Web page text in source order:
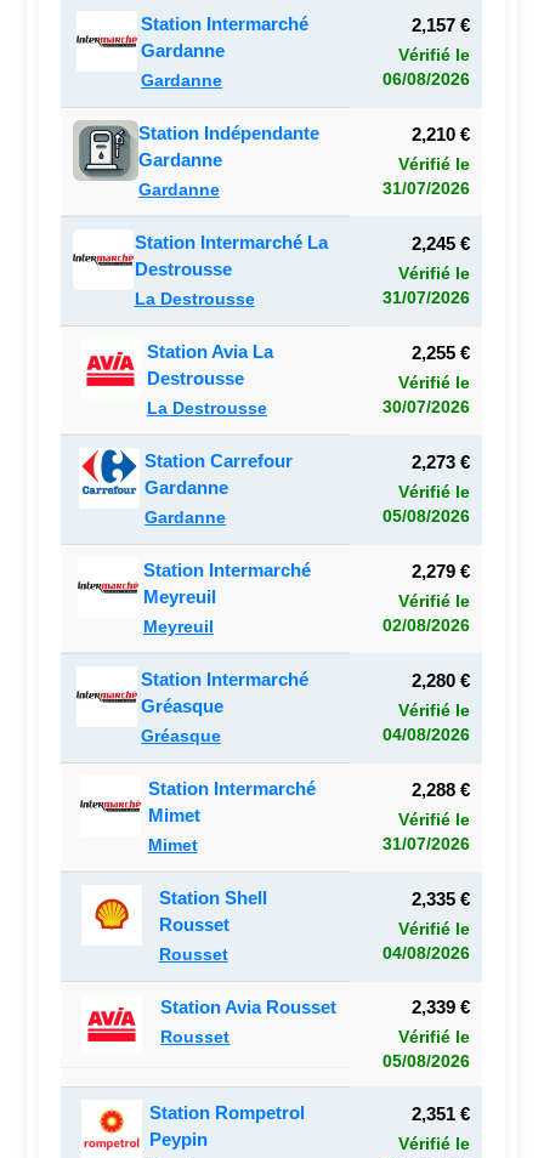
Station Intermarché
Gardanne
Gardanne
2,157 €
Vérifié le
06/08/2026
Station Indépendante
Gardanne
Gardanne
2,210 €
Vérifié le
31/07/2026
Station Intermarché La
Destrousse
La Destrousse
2,245 €
Vérifié le
31/07/2026
Station Avia La
Destrousse
La Destrousse
2,255 €
Vérifié le
30/07/2026
Station Carrefour
Gardanne
Gardanne
2,273 €
Vérifié le
05/08/2026
Station Intermarché
Meyreuil
Meyreuil
2,279 €
Vérifié le
02/08/2026
Station Intermarché
Gréasque
Gréasque
2,280 €
Vérifié le
04/08/2026
Station Intermarché
Mimet
Mimet
2,288 €
Vérifié le
31/07/2026
Station Shell
Rousset
Rousset
2,335 €
Vérifié le
04/08/2026
Station Avia Rousset
Rousset
2,339 €
Vérifié le
05/08/2026
Station Rompetrol
Peypin
2,351 €
Vérifié le